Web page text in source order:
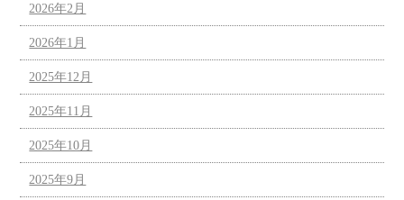
2026年2月
2026年1月
2025年12月
2025年11月
2025年10月
2025年9月